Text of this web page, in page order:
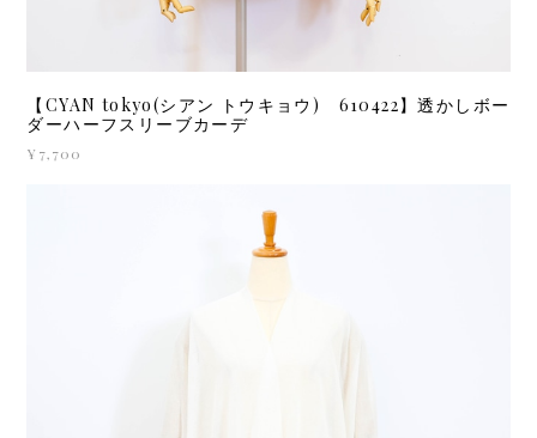
【CYAN tokyo(シアン トウキョウ) 610422】透かしボー
ダーハーフスリーブカーデ
¥7,700